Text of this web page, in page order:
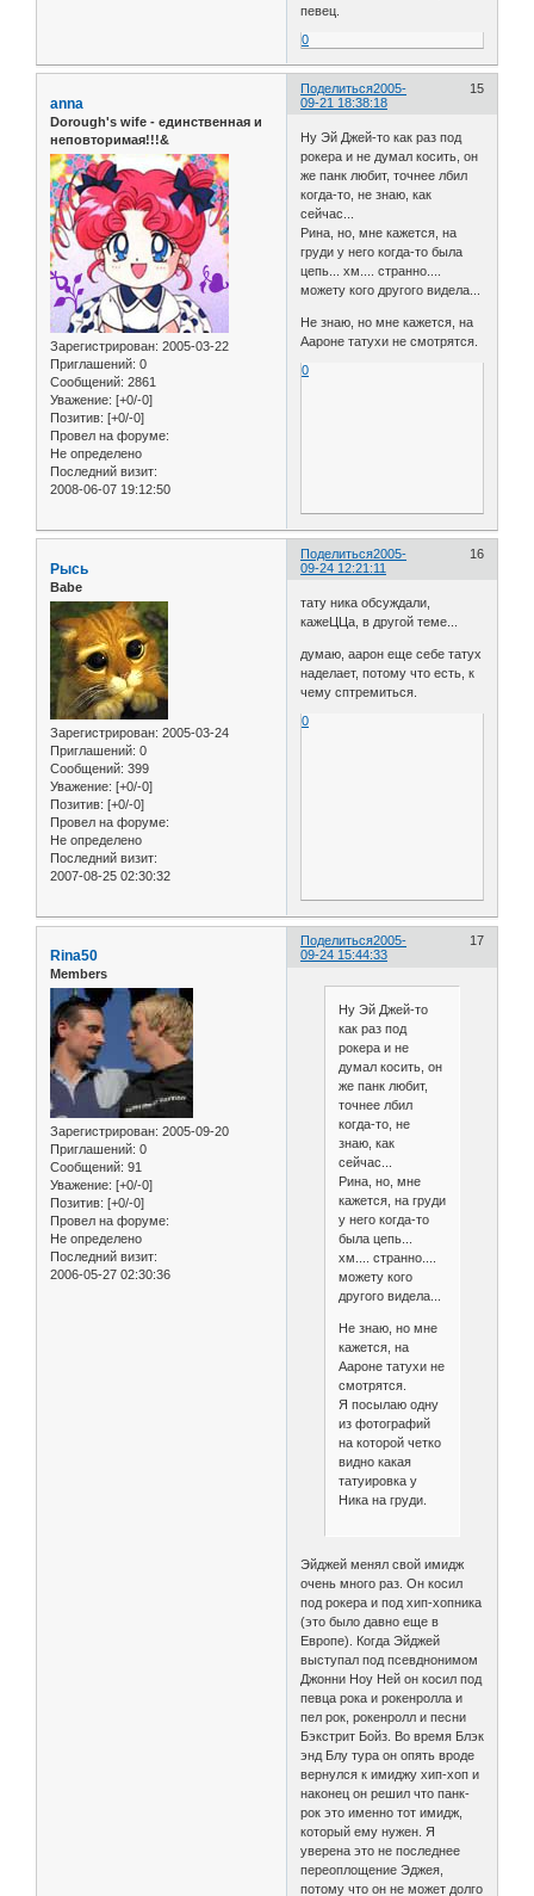
певец.
0
Поделиться 15
2005-
09-21 18:38:18
anna
Dorough's wife - единственная и
неповторимая!!!&
Зарегистрирован: 2005-03-22
Приглашений: 0
Сообщений: 2861
Уважение: [+0/-0]
Позитив: [+0/-0]
Провел на форуме:
Не определено
Последний визит:
2008-06-07 19:12:50
Ну Эй Джей-то как раз под
рокера и не думал косить, он
же панк любит, точнее лбил
когда-то, не знаю, как
сейчас...
Рина, но, мне кажется, на
груди у него когда-то была
цепь... хм.... странно....
можету кого другого видела...
Не знаю, но мне кажется, на
Аароне татухи не смотрятся.
0
Поделиться 16
2005-
09-24 12:21:11
Рысь
Babe
Зарегистрирован: 2005-03-24
Приглашений: 0
Сообщений: 399
Уважение: [+0/-0]
Позитив: [+0/-0]
Провел на форуме:
Не определено
Последний визит:
2007-08-25 02:30:32
тату ника обсуждали,
кажеЦЦа, в другой теме...
думаю, аарон еще себе татух
наделает, потому что есть, к
чему сптремиться.
0
Поделиться 17
2005-
09-24 15:44:33
Rina50
Members
Зарегистрирован: 2005-09-20
Приглашений: 0
Сообщений: 91
Уважение: [+0/-0]
Позитив: [+0/-0]
Провел на форуме:
Не определено
Последний визит:
2006-05-27 02:30:36
Ну Эй Джей-то
как раз под
рокера и не
думал косить, он
же панк любит,
точнее лбил
когда-то, не
знаю, как
сейчас...
Рина, но, мне
кажется, на груди
у него когда-то
была цепь...
хм.... странно....
можету кого
другого видела...
Не знаю, но мне
кажется, на
Аароне татухи не
смотрятся.
Я посылаю одну
из фотографий
на которой четко
видно какая
татуировка у
Ника на груди.
Эйджей менял свой имидж
очень много раз. Он косил
под рокера и под хип-хопника
(это было давно еще в
Европе). Когда Эйджей
выступал под псевднонимом
Джонни Ноу Ней он косил под
певца рока и рокенролла и
пел рок, рокенролл и песни
Бэкстрит Бойз. Во время Блэк
энд Блу тура он опять вроде
вернулся к имиджу хип-хоп и
наконец он решил что панк-
рок это именно тот имидж,
который ему нужен. Я
уверена это не последнее
переоплощение Эджея,
потому что он не может долго